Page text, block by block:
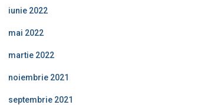
iunie 2022
mai 2022
martie 2022
noiembrie 2021
septembrie 2021